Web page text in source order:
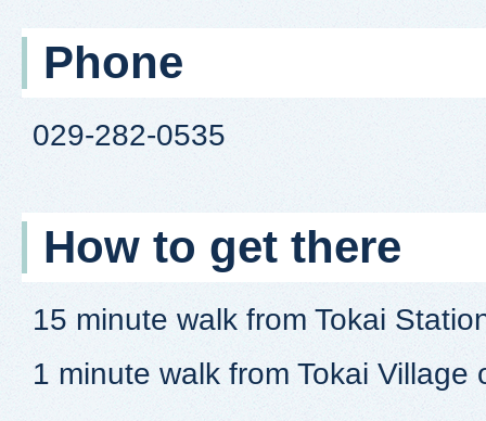
Phone
029-282-0535
How to get there
15 minute walk from Tokai
1 minute walk from Tokai Village